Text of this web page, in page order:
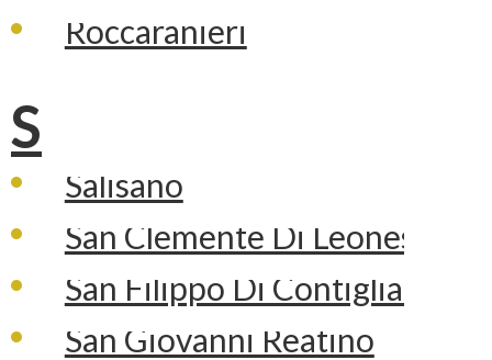
Roccaranieri
S
Salisano
San Clemente Di Leonessa
San Filippo Di Contigliano
San Giovanni Reatino